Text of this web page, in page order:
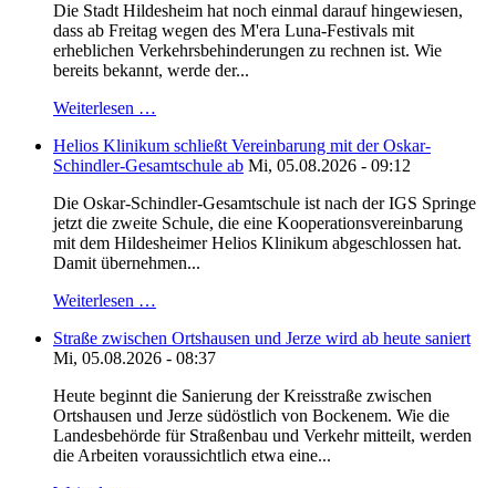
Die Stadt Hildesheim hat noch einmal darauf hingewiesen,
dass ab Freitag wegen des M'era Luna-Festivals mit
erheblichen Verkehrsbehinderungen zu rechnen ist. Wie
bereits bekannt, werde der...
Weiterlesen …
Helios Klinikum schließt Vereinbarung mit der Oskar-
Schindler-Gesamtschule ab Mi, 05.08.2026 - 09:12
Die Oskar-Schindler-Gesamtschule ist nach der IGS Springe
jetzt die zweite Schule, die eine Kooperationsvereinbarung
mit dem Hildesheimer Helios Klinikum abgeschlossen hat.
Damit übernehmen...
Weiterlesen …
Straße zwischen Ortshausen und Jerze wird ab heute saniert
Mi, 05.08.2026 - 08:37
Heute beginnt die Sanierung der Kreisstraße zwischen
Ortshausen und Jerze südöstlich von Bockenem. Wie die
Landesbehörde für Straßenbau und Verkehr mitteilt, werden
die Arbeiten voraussichtlich etwa eine...